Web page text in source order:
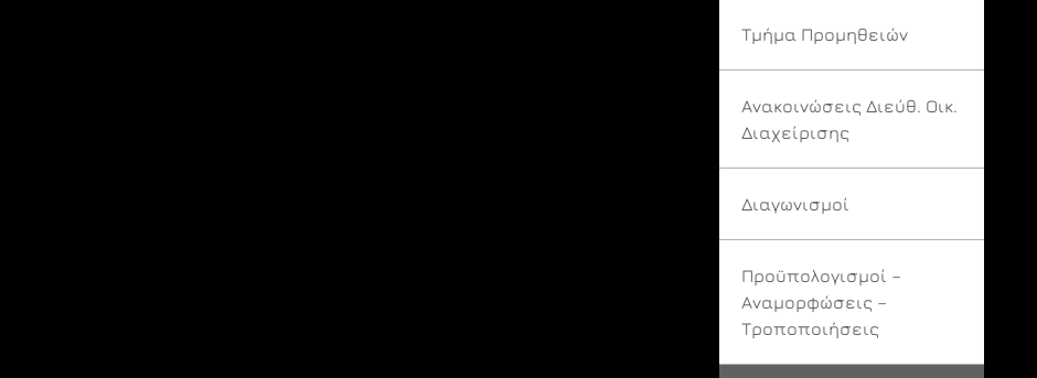
Τμήμα Προμηθειών
Ανακοινώσεις Διεύθ. Οικ.
Διαχείρισης
Διαγωνισμοί
Προϋπολογισμοί –
Αναμορφώσεις –
Τροποποιήσεις